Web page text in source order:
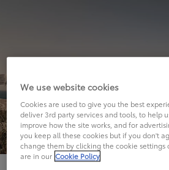
We use website cookies
Cookies are used to give you the best
deliver 3rd party services and tools, to help
improve how the site works, and for
you keep all these cookies but if you don't
change them by clicking the cookie settings
are in our Cookie Policy